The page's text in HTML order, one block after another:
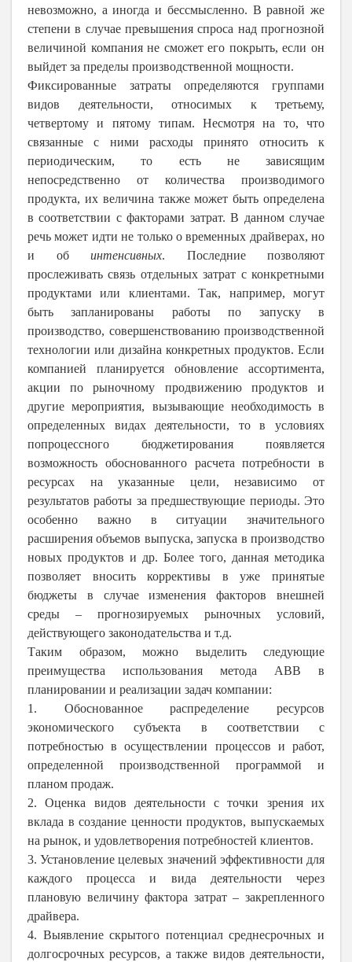
невозможно, а иногда и бессмысленно. В равной же
степени в случае превышения спроса над прогнозной
величиной компания не сможет его покрыть, если он
выйдет за пределы производственной мощности.
Фиксированные затраты определяются группами
видов деятельности, относимых к третьему,
четвертому и пятому типам. Несмотря на то, что
связанные с ними расходы принято относить к
периодическим, то есть не зависящим
непосредственно от количества производимого
продукта, их величина также может быть определена
в соответствии с факторами затрат. В данном случае
речь может идти не только о временных драйверах, но
и об интенсивных. Последние позволяют
прослеживать связь отдельных затрат с конкретными
продуктами или клиентами. Так, например, могут
быть запланированы работы по запуску в
производство, совершенствованию производственной
технологии или дизайна конкретных продуктов. Если
компанией планируется обновление ассортимента,
акции по рыночному продвижению продуктов и
другие мероприятия, вызывающие необходимость в
определенных видах деятельности, то в условиях
попроцессного бюджетирования появляется
возможность обоснованного расчета потребности в
ресурсах на указанные цели, независимо от
результатов работы за предшествующие периоды. Это
особенно важно в ситуации значительного
расширения объемов выпуска, запуска в производство
новых продуктов и др. Более того, данная методика
позволяет вносить коррективы в уже принятые
бюджеты в случае изменения факторов внешней
среды – прогнозируемых рыночных условий,
действующего законодательства и т.д.
Таким образом, можно выделить следующие
преимущества использования метода АВВ в
планировании и реализации задач компании:
1. Обоснованное распределение ресурсов
экономического субъекта в соответствии с
потребностью в осуществлении процессов и работ,
определенной производственной программой и
планом продаж.
2. Оценка видов деятельности с точки зрения их
вклада в создание ценности продуктов, выпускаемых
на рынок, и удовлетворения потребностей клиентов.
3. Установление целевых значений эффективности для
каждого процесса и вида деятельности через
плановую величину фактора затрат – закрепленного
драйвера.
4. Выявление скрытого потенциал среднесрочных и
долгосрочных ресурсов, а также видов деятельности,